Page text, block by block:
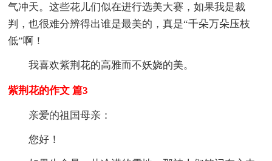
气冲天。这些花儿们似在进行选美大赛，如果我是裁
判，也很难分辨得出谁是最美的，真是“千朵万朵压枝
低”啊！
我喜欢紫荆花的高雅而不妖娆的美。
紫荆花的作文 篇3
亲爱的祖国母亲：
您好！